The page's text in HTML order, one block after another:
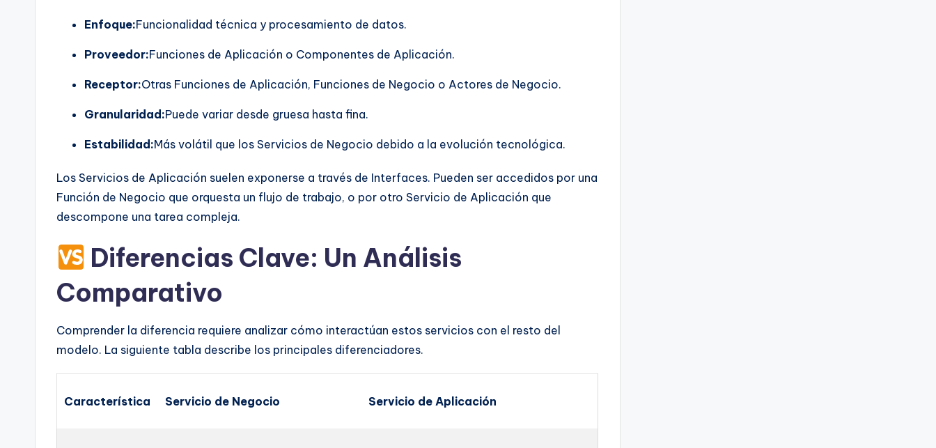
Enfoque:Funcionalidad técnica y procesamiento de datos.
Proveedor:Funciones de Aplicación o Componentes de Aplicación.
Receptor:Otras Funciones de Aplicación, Funciones de Negocio o Actores de Negocio.
Granularidad:Puede variar desde gruesa hasta fina.
Estabilidad:Más volátil que los Servicios de Negocio debido a la evolución tecnológica.
Los Servicios de Aplicación suelen exponerse a través de Interfaces. Pueden ser accedidos por una
Función de Negocio que orquesta un flujo de trabajo, o por otro Servicio de Aplicación que
descompone una tarea compleja.
Diferencias Clave: Un Análisis
Comparativo
Comprender la diferencia requiere analizar cómo interactúan estos servicios con el resto del
modelo. La siguiente tabla describe los principales diferenciadores.
Característica Servicio de Negocio Servicio de Aplicación